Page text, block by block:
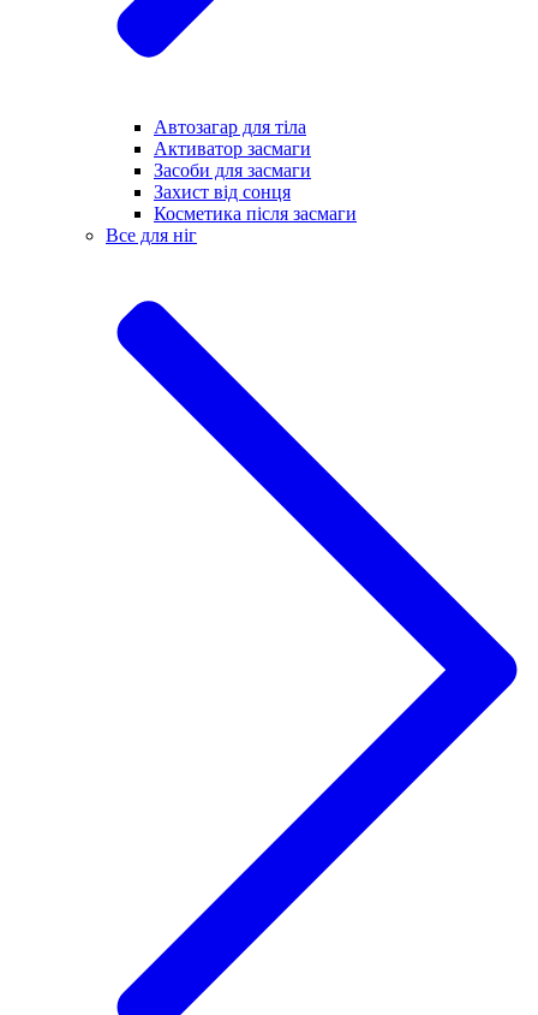
Автозагар для тіла
Активатор засмаги
Засоби для засмаги
Захист від сонця
Косметика після засмаги
Все для ніг